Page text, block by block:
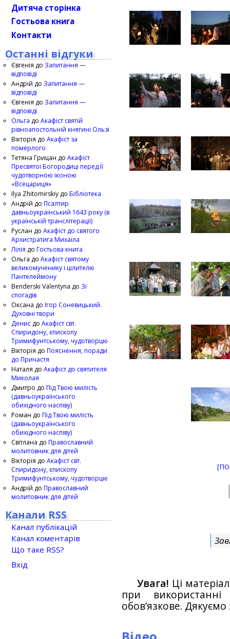
Увага! Ці
при
обов’язкове.
Дитяча сторінка
Гостьова книга
Контакти
Останні відгуки
Євгенія до Запитання —
відповіді
Андрій до Запитання —
відповіді
Євгенія до Запитання —
відповіді
Ольга до Акафіст святій
рівноапостольній княгині Ользі
Вікторія до Акафіст за
померлого
Тетяна Грицан до Акафіст
Пресвятої Богородиці перед Її
чудотворною іконою
«Всецариця»
Ilya Zhitomirskiy до Бібліотека
Андрій до Псалтир
давньоукраїнський 1643 року (в
українській транслітерації)
Руслан до Акафіст до святого
Архистратига Михаїла
Лілія до Гостьова книга
Ольга до Акафіст святому
великомученику і цілителю
Пантелеймону
Benderski Valentyna до Зі
спогадів
Оксана до Ігор Соневицький.
Духовні твори
Денис до Акафіст свт.
Спиридону, єпископу
Тримифунтському, чудотворцю
Вікторія до Пояснення, поради
до Причастя
Наталя до Акафіст до святителя
Миколая
Дмитро до Під Твою милість
(давньоукраїнського
обихідного наспіву)
Роман до Під Твою милість
(давньоукраїнського
обихідного наспіву)
Світлана до Православний
молитовник для дітей
Вікторія до Акафіст свт.
Спиридону, єпископу
Тримифунтському, чудотворцю
Андрій до Православний
молитовник для дітей
Канали RSS
Канал публікацій
Канал коментарів
Що таке RSS?
Вхід